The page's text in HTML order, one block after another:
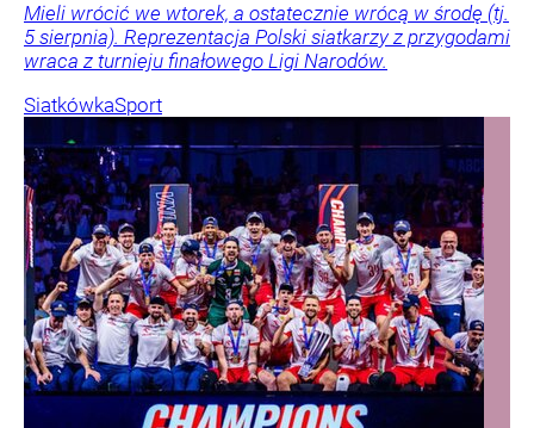
Mieli wrócić we wtorek, a ostatecznie wrócą w środę (tj.
5 sierpnia). Reprezentacja Polski siatkarzy z przygodami
wraca z turnieju finałowego Ligi Narodów.
SiatkówkaSport